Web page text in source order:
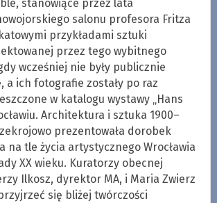
stanowiące przez lata
salonu profesora Fritza
przykładami sztuki
przez tego wybitnego
wcześniej nie były publicznie
a ich fotografie zostały po raz
w katalogu wystawy „Hans
Architektura i sztuka 1900–
prezentowała dorobek
na tle życia artystycznego Wrocławia
XX wieku. Kuratorzy obecnej
Ilkosz, dyrektor MA, i Maria Zwierz
się bliżej twórczości